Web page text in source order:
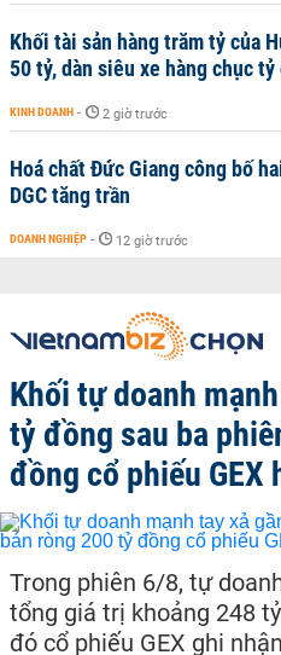
Khối tài sản hàng trăm tỷ của
50 tỷ, dàn siêu xe hàng chục
KINH DOANH - 2 giờ trước
Hoá chất Đức Giang công bố
DGC tăng trần
DOANH NGHIỆP - 12 giờ trước
Khối tự doanh
tỷ đồng sau ba
đồng cổ phiếu GEX
Trong phiên 6/8, tự
tổng giá trị khoảng 248
đó cổ phiếu GEX ghi